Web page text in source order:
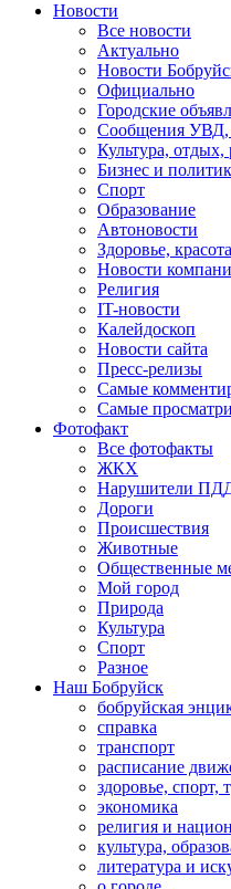
Новости
Все новости
Актуально
Новости
Официально
Городские
Сообщения
Культура, отдых,
Бизнес и
Спорт
Образование
Автоновости
Здоровье,
Новости
Религия
IT-новости
Калейдоскоп
Новости сайта
Пресс-релизы
Самые
Самые
Фотофакт
Все фотофакты
ЖКХ
Нарушители
Дороги
Происшествия
Животные
Общественные
Мой город
Природа
Культура
Спорт
Разное
Наш Бобруйск
бобруйская
справка
транспорт
расписание
здоровье, спорт,
экономика
религия и
культура,
литература и